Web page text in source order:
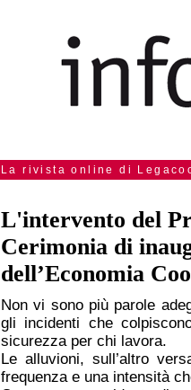
La rivista online di
L'intervento del
Cerimonia di
dell’Economia
Non vi sono più parole
gli incidenti che
sicurezza per chi lavora.
Le alluvioni, sull’altro
frequenza e una intensità